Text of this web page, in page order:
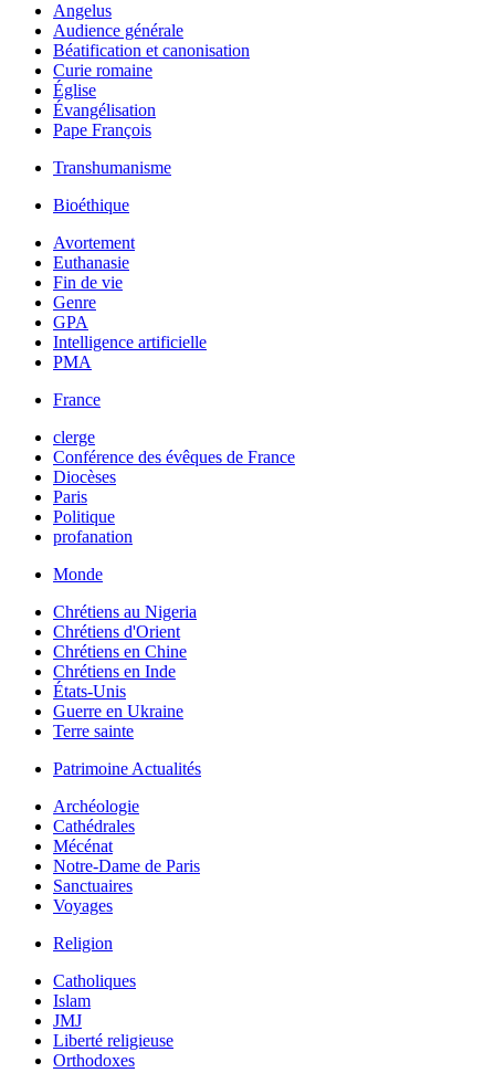
Angelus
Audience générale
Béatification et canonisation
Curie romaine
Église
Évangélisation
Pape François
Transhumanisme
Bioéthique
Avortement
Euthanasie
Fin de vie
Genre
GPA
Intelligence artificielle
PMA
France
clerge
Conférence des évêques de France
Diocèses
Paris
Politique
profanation
Monde
Chrétiens au Nigeria
Chrétiens d'Orient
Chrétiens en Chine
Chrétiens en Inde
États-Unis
Guerre en Ukraine
Terre sainte
Patrimoine Actualités
Archéologie
Cathédrales
Mécénat
Notre-Dame de Paris
Sanctuaires
Voyages
Religion
Catholiques
Islam
JMJ
Liberté religieuse
Orthodoxes